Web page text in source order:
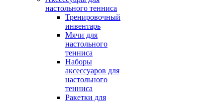
настольного тенниса
Тренировочный
инвентарь
Мячи для
настольного
тенниса
Наборы
аксессуаров для
настольного
тенниса
Ракетки для